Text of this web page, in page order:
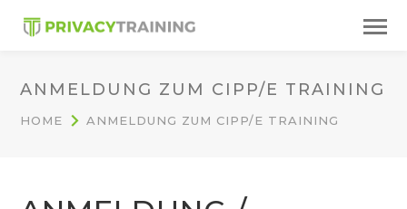
ANMELDUNG ZUM CIPP/E TRAINING
HOME ANMELDUNG ZUM CIPP/E TRAINING